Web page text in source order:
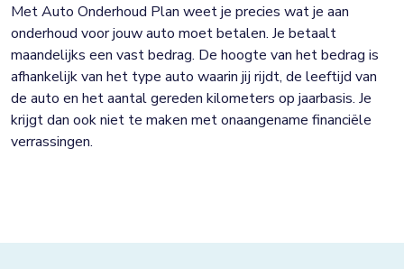
Met Auto Onderhoud Plan weet je precies wat je aan
onderhoud voor jouw auto moet betalen. Je betaalt
maandelijks een vast bedrag. De hoogte van het bedrag is
afhankelijk van het type auto waarin jij rijdt, de leeftijd van
de auto en het aantal gereden kilometers op jaarbasis. Je
krijgt dan ook niet te maken met onaangename financiële
verrassingen.